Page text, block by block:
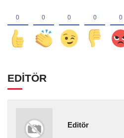
EDİTÖR
Editör